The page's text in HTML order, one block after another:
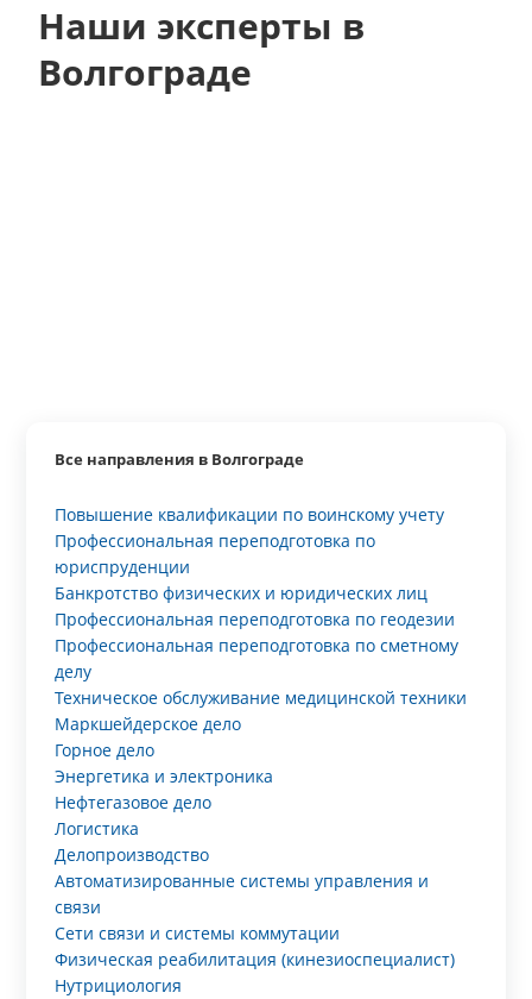
Наши эксперты в
Волгограде
Все направления в Волгограде
Повышение квалификации по воинскому учету
Профессиональная переподготовка по
юриспруденции
Банкротство физических и юридических лиц
Профессиональная переподготовка по геодезии
Профессиональная переподготовка по сметному
делу
Техническое обслуживание медицинской техники
Маркшейдерское дело
Горное дело
Энергетика и электроника
Нефтегазовое дело
Логистика
Делопроизводство
Автоматизированные системы управления и
связи
Сети связи и системы коммутации
Физическая реабилитация (кинезиоспециалист)
Нутрициология